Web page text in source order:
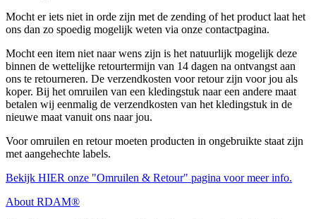
Mocht er iets niet in orde zijn met de zending of het product laat het
ons dan zo spoedig mogelijk weten via onze contactpagina.
Mocht een item niet naar wens zijn is het natuurlijk mogelijk deze
binnen de wettelijke retourtermijn van 14 dagen na ontvangst aan
ons te retourneren. De verzendkosten voor retour zijn voor jou als
koper. Bij het omruilen van een kledingstuk naar een andere maat
betalen wij eenmalig de verzendkosten van het kledingstuk in de
nieuwe maat vanuit ons naar jou.
Voor omruilen en retour moeten producten in ongebruikte staat zijn
met aangehechte labels.
Bekijk HIER onze "Omruilen & Retour" pagina voor meer info.
About RDAM®